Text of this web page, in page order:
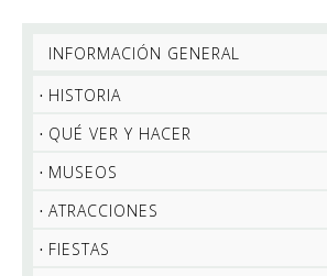
INFORMACIÓN GENERAL
HISTORIA
QUÉ VER Y HACER
MUSEOS
ATRACCIONES
FIESTAS